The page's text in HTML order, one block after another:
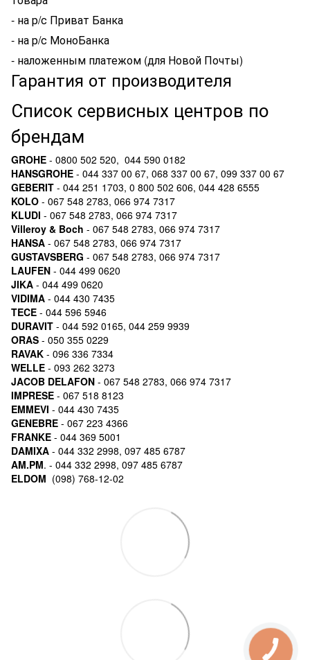
- на р/с Приват Банка
- на р/с МоноБанка
- наложенным платежом (для Новой Почты)
Гарантия от производителя
Список сервисных центров по
брендам
GROHE - 0800 502 520, 044 590 0182
HANSGROHE - 044 337 00 67, 068 337 00 67, 099 337 00 67
GEBERIT - 044 251 1703, 0 800 502 606, 044 428 6555
KOLO - 067 548 2783, 066 974 7317
KLUDI - 067 548 2783, 066 974 7317
Villeroy & Boch - 067 548 2783, 066 974 7317
HANSA - 067 548 2783, 066 974 7317
GUSTAVSBERG - 067 548 2783, 066 974 7317
LAUFEN - 044 499 0620
JIKA - 044 499 0620
VIDIMA - 044 430 7435
TECE - 044 596 5946
DURAVIT - 044 592 0165, 044 259 9939
ORAS - 050 355 0229
RAVAK - 096 336 7334
WELLE - 093 262 3273
JACOB DELAFON - 067 548 2783, 066 974 7317
IMPRESE - 067 518 8123
EMMEVI - 044 430 7435
GENEBRE - 067 223 4366
FRANKE - 044 369 5001
DAMIXA - 044 332 2998, 097 485 6787
AM.PM. - 044 332 2998, 097 485 6787
ELDOM (098) 768-12-02